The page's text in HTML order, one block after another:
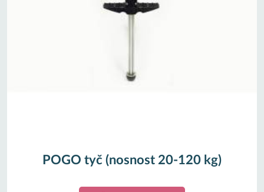
POGO tyč (nosnost 20-120 kg)